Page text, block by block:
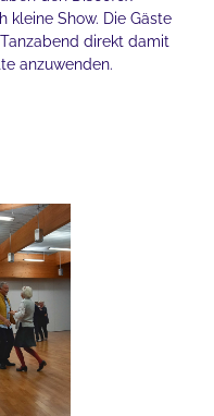
kleine Show. Die Gäste
direkt damit
anzuwenden.